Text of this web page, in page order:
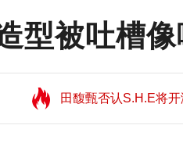
型被吐槽
田馥甄否认S.H.E将
望11:08
田馥甄否认S.H.E将